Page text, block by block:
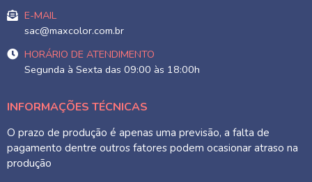
E-MAIL
sac@maxcolor.com.br
HORÁRIO DE ATENDIMENTO
Segunda à Sexta das 09:00 às 18:00h
INFORMAÇÕES TÉCNICAS
O prazo de produção é apenas uma previsão, a falta de
pagamento dentre outros fatores podem ocasionar atraso na
produção